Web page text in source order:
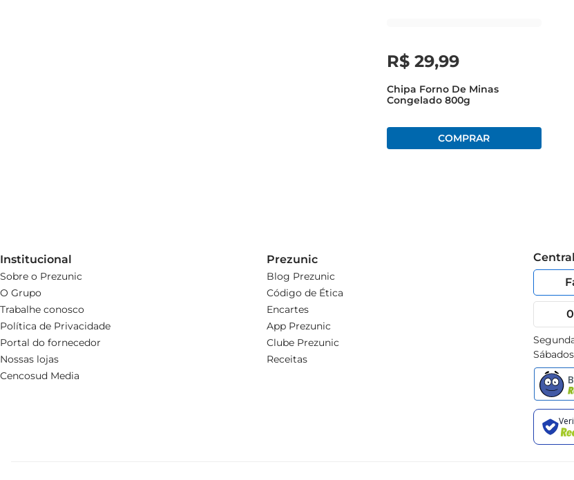
R$ 29,99
Chipa Forno De Minas
Congelado 800g
Institucional
Sobre o Prezunic
O Grupo
Trabalhe conosco
Política de Privacidade
Portal do fornecedor
Nossas lojas
Cencosud Media
Prezunic
Blog Prezunic
Código de Ética
Encartes
App Prezunic
Clube Prezunic
Receitas